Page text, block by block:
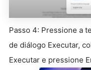
Passo 4: Pressione a
de diálogo Executar,
Executar e pressione